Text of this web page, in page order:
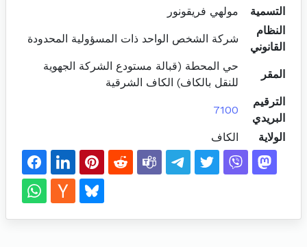
التسمية
مولهي فريقونور
النظام
القانوني
شركة الشخص الواحد ذات المسؤولية المحدودة
المقر
حي المحطة (قبالة مستودع الشركة الجهوية
للنقل بالكاف) الكاف الشرقية
الترقيم
البريدي
7100
الولاية الكاف